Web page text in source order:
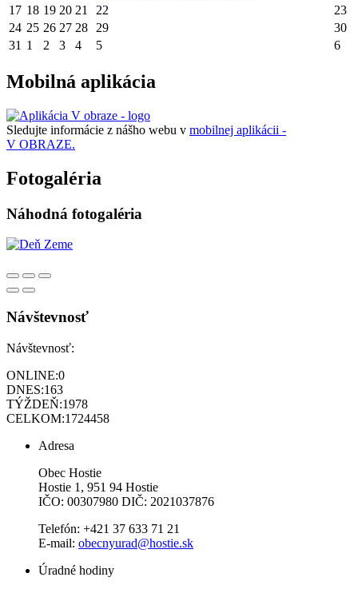
17 18 19 20 21 22
23
24 25 26 27 28 29
30
31 1 2 3 4 5 6
Mobilná aplikácia
Sledujte informácie z nášho webu v mobilnej aplikácii -
V OBRAZE.
Fotogaléria
Náhodná fotogaléria
Návštevnosť
Návštevnosť:
ONLINE:0
DNES:163
TÝŽDEŇ:1978
CELKOM:1724458
Adresa
Obec Hostie
Hostie 1, 951 94 Hostie
IČO: 00307980 DIČ: 2021037876
Telefón: +421 37 633 71 21
E-mail: obecnyurad@hostie.sk
Úradné hodiny